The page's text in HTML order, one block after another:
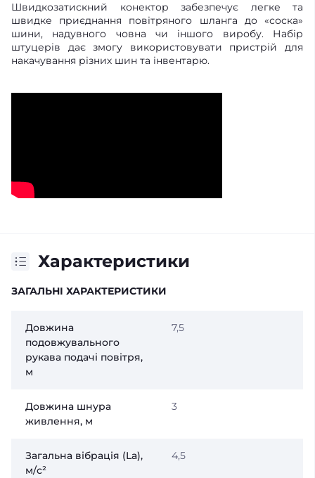
Швидкозатискний конектор забезпечує легке та
швидке приєднання повітряного шланга до «соска»
шини, надувного човна чи іншого виробу. Набір
штуцерів дає змогу використовувати пристрій для
накачування різних шин та інвентарю.
Характеристики
ЗАГАЛЬНІ ХАРАКТЕРИСТИКИ
Довжина
подовжувального
рукава подачі повітря,
м
7,5
Довжина шнура
живлення, м
3
Загальна вібрація (La),
м/с²
4,5